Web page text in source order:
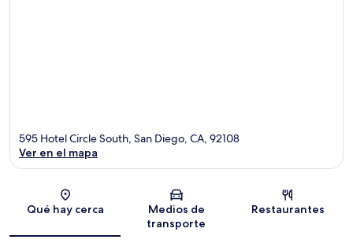
Sección del mapa
595 Hotel Circle South, San Diego, CA, 92108
Ver en el mapa
Qué hay cerca
Medios de
transporte
Restaurantes